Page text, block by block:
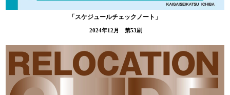
「スケジュールチェックノート」
2024年12月 第53刷